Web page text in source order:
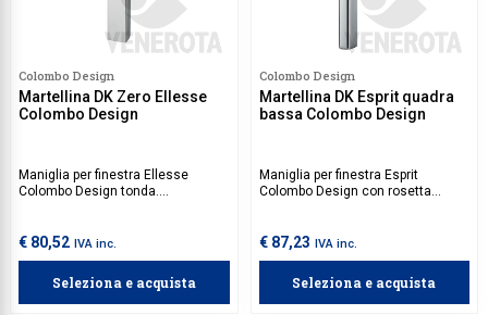
Colombo Design
Martellina DK Zero Ellesse
Colombo Design
Maniglia per finestra Ellesse
Colombo Design tonda.
€ 80,52 IVA inc.
Seleziona e acquista
Colombo Design
Martellina DK Esprit quadra
bassa Colombo Design
Maniglia per finestra Esprit
Colombo Design con rosetta
€ 87,23 IVA inc.
Seleziona e acquista